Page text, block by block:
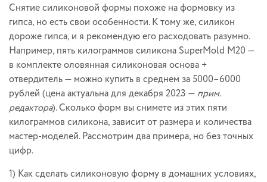
Снятие силиконовой формы похоже на формовку из
гипса, но есть свои особенности. К тому же, силикон
дороже гипса, и я рекомендую его расходовать разумно.
Например, пять килограммов силикона SuperMold M20 —
в комплекте оловянная силиконовая основа +
отвердитель — можно купить в среднем за 5000–6000
рублей (цена актуальна для декабря 2023 — прим.
редактора). Сколько форм вы снимете из этих пяти
килограммов силикона, зависит от размера и количества
мастер-моделей. Рассмотрим два примера, но без точных
цифр.
1) Как сделать силиконовую форму в домашних условиях,